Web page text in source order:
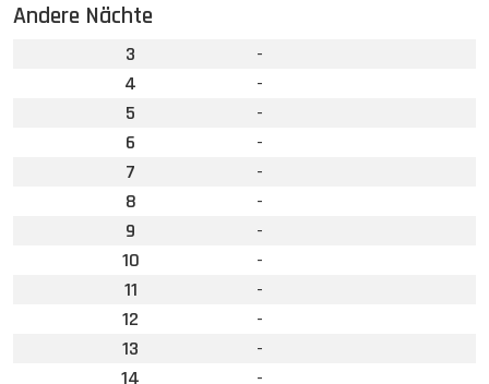
Andere Nächte
3
-
4
-
5
-
6
-
7
-
8
-
9
-
10
-
11
-
12
-
13
-
14
-